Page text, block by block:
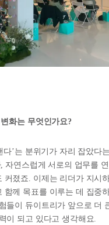
화는 무엇인가요?
’는 분위기가 자리 잡았다
자연스럽게 서로의 업무를 연
커졌죠. 이제는 리더가 지시
함께 목표를 이루는 데 집중
들이 듀이트리가 앞으로 더
이 되고 있다고 생각해요.